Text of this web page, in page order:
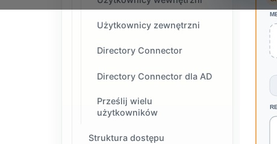
Użytkownicy zewnętrzni
Directory Connector
Directory Connector dla AD
Prześlij wielu
użytkowników
Struktura dostępu